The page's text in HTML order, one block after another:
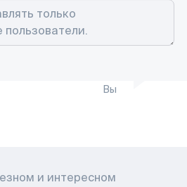
Вы
и интересном